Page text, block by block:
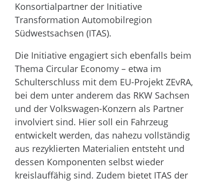
Konsortialpartner der Initiative
Transformation Automobilregion
Südwestsachsen (ITAS).
Die Initiative engagiert sich ebenfalls beim
Thema Circular Economy – etwa im
Schulterschluss mit dem EU-Projekt ZEvRA,
bei dem unter anderem das RKW Sachsen
und der Volkswagen-Konzern als Partner
involviert sind. Hier soll ein Fahrzeug
entwickelt werden, das nahezu vollständig
aus rezyklierten Materialien entsteht und
dessen Komponenten selbst wieder
kreislauffähig sind. Zudem bietet ITAS der